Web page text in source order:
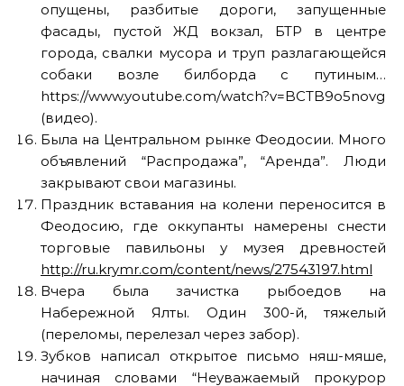
опущены, разбитые дороги, запущенные
фасады, пустой ЖД вокзал, БТР в центре
города, свалки мусора и труп разлагающейся
собаки возле билборда с путиным…
https://www.youtube.com/watch?v=BCTB9o5novg
(видео).
Была на Центральном рынке Феодосии. Много
объявлений “Распродажа”, “Аренда”. Люди
закрывают свои магазины.
Праздник вставания на колени переносится в
Феодосию, где оккупанты намерены снести
торговые павильоны у музея древностей
http://ru.krymr.com/content/news/27543197.html
Вчера была зачистка рыбоедов на
Набережной Ялты. Один 300-й, тяжелый
(переломы, перелезал через забор).
Зубков написал открытое письмо няш-мяше,
начиная словами “Неуважаемый прокурор